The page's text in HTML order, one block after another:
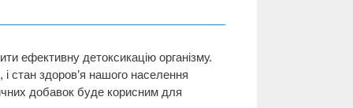
ефективну детоксикацію організму.
стан здоров’я нашого населення
добавок буде корисним для